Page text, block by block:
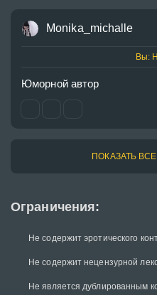
Ограничения:
Не содержит эротического
Не содержит нецензурной
Не является дублированным
Monika_michalle
Вы:
Юморной автор
ПОКАЗАТЬ